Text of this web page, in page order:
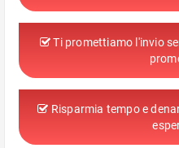
Ti promettiamo l'invio
Risparmia tempo e